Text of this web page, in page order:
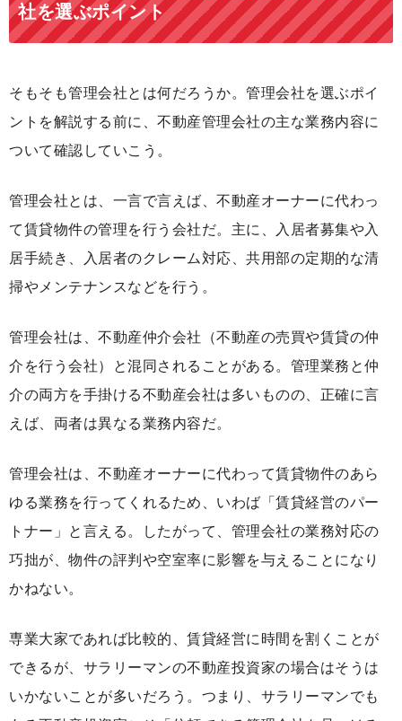
社を選ぶポイント
そもそも管理会社とは何だろうか。管理会社を選ぶポイ
ントを解説する前に、不動産管理会社の主な業務内容に
ついて確認していこう。
管理会社とは、一言で言えば、不動産オーナーに代わっ
て賃貸物件の管理を行う会社だ。主に、入居者募集や入
居手続き、入居者のクレーム対応、共用部の定期的な清
掃やメンテナンスなどを行う。
管理会社は、不動産仲介会社（不動産の売買や賃貸の仲
介を行う会社）と混同されることがある。管理業務と仲
介の両方を手掛ける不動産会社は多いものの、正確に言
えば、両者は異なる業務内容だ。
管理会社は、不動産オーナーに代わって賃貸物件のあら
ゆる業務を行ってくれるため、いわば「賃貸経営のパー
トナー」と言える。したがって、管理会社の業務対応の
巧拙が、物件の評判や空室率に影響を与えることになり
かねない。
専業大家であれば比較的、賃貸経営に時間を割くことが
できるが、サラリーマンの不動産投資家の場合はそうは
いかないことが多いだろう。つまり、サラリーマンでも